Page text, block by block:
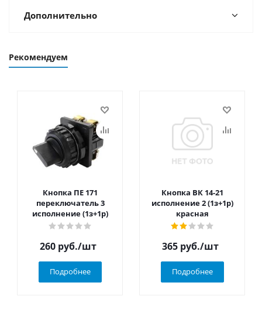
Дополнительно
Рекомендуем
Кнопка ПЕ 171
переключатель 3
исполнение (1з+1р)
260 руб./шт
Подробнее
Кнопка ВК 14-21
исполнение 2 (1з+1р)
красная
365 руб./шт
Подробнее